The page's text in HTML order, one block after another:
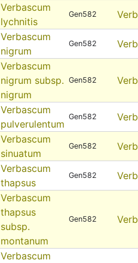
Verbascum
lychnitis
Gen582
Verbascum
nigrum
Gen582
Verbascum
nigrum subsp.
nigrum
Gen582
Verbascum
pulverulentum
Gen582
Verbascum
sinuatum
Gen582
Verbascum
thapsus
Gen582
Verbascum
thapsus
subsp.
montanum
Gen582
Verbascum